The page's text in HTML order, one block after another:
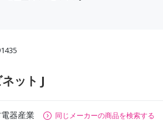
ット J
器産業 同じメーカーの商品を検索する